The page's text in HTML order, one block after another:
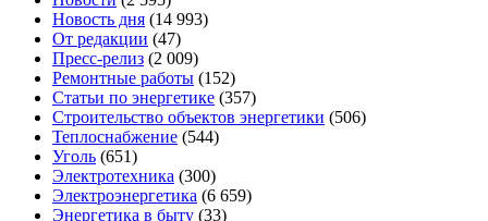
Новость дня (14 993)
От редакции (47)
Пресс-релиз (2 009)
Ремонтные работы (152)
Статьи по энергетике (357)
Строительство объектов энергетики (506)
Теплоснабжение (544)
Уголь (651)
Электротехника (300)
Электроэнергетика (6 659)
Энергетика в быту (33)